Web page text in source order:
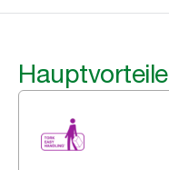
Hauptvorteile